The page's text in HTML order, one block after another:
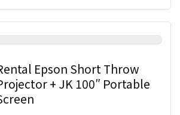
Epson Short Throw
+ JK 100″ Portable